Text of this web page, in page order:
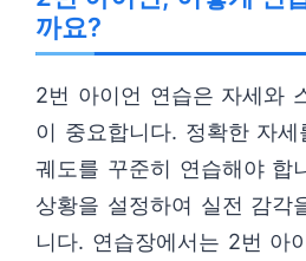
까요?
2번 아이언 연습은 자세와
이 중요합니다. 정확한 자
궤도를 꾸준히 연습해야 합
상황을 설정하여 실전 감각
니다. 연습장에서는 2번 아